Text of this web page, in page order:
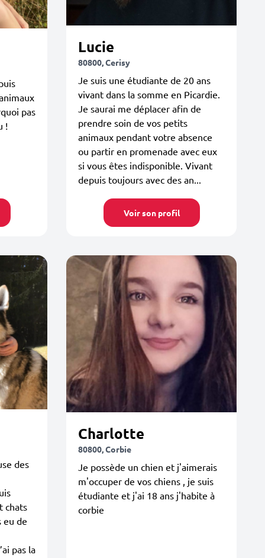
pas
!
Lucie
80800, Cerisy
Je suis une étudiante de 20 ans
vivant dans la somme en Picardie.
Je saurai me déplacer afin de
prendre soin de vos petits
animaux pendant votre absence
ou partir en promenade avec eux
si vous êtes indisponible. Vivant
depuis toujours avec des an...
Voir son profil
des
chats
eu de
pas la
Charlotte
80800, Corbie
Je possède un chien et j'aimerais
m'occuper de vos chiens , je suis
étudiante et j'ai 18 ans j'habite à
corbie